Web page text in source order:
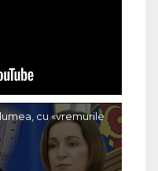
cu «vremurile